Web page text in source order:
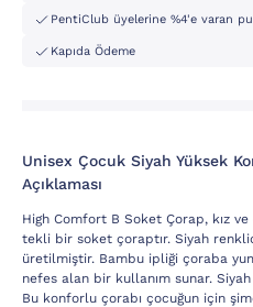
PentiClub üyelerine %4'e varan
Kapıda Ödeme
Unisex Çocuk Siyah Yüksek
Açıklaması
High Comfort B Soket Çorap, kız
tekli bir soket çoraptır. Siyah
üretilmiştir. Bambu ipliği çoraba
nefes alan bir kullanım sunar.
Bu konforlu çorabı çocuğun için